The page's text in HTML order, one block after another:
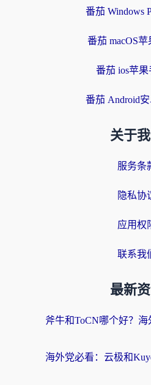
番茄 Windows
番茄 macOS
番茄 ios苹果
番茄 Android
关于我
服务条
隐私协
应用权
联系我
最新